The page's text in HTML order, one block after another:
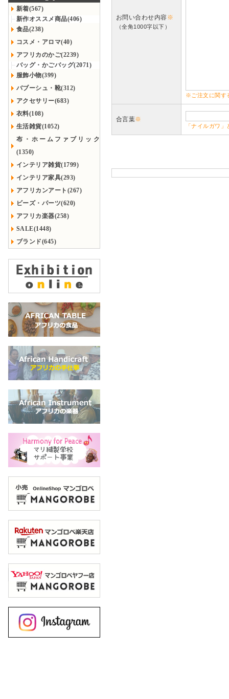
新着(567)
新作オススメ商品(406)
食品(238)
コスメ・アロマ(40)
アフリカのかご(2239)
バッグ・かごバッグ(2071)
服飾小物(399)
バブーシュ・靴(312)
アクセサリー(683)
衣料(108)
生活雑貨(1052)
布・ホームファブリック
(1350)
インテリア雑貨(1799)
インテリア家具(293)
アフリカンアート(267)
ビーズ・パーツ(620)
アフリカ楽器(258)
SALE(1448)
ブランド(645)
お問い合わせ内容※
（全角1000字以下）
※ご注文に関す
合言葉※
「ナイルガワ